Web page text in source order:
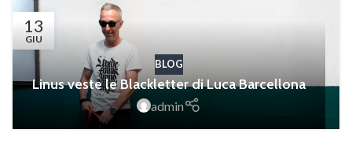
13
GIU
BLOG
Linus veste le Blackletter di Luca Barcellona
admin